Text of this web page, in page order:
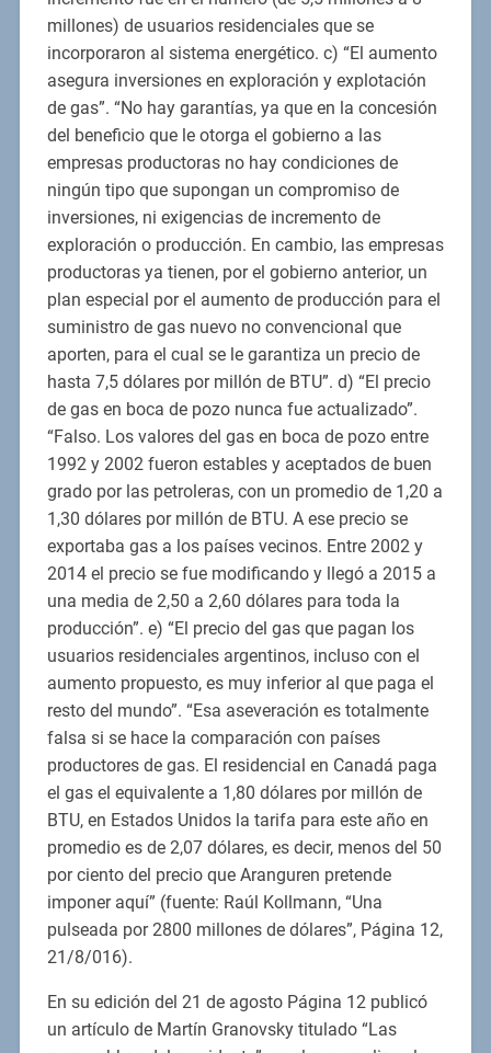
millones) de usuarios residenciales que se
incorporaron al sistema energético. c) “El aumento
asegura inversiones en exploración y explotación
de gas”. “No hay garantías, ya que en la concesión
del beneficio que le otorga el gobierno a las
empresas productoras no hay condiciones de
ningún tipo que supongan un compromiso de
inversiones, ni exigencias de incremento de
exploración o producción. En cambio, las empresas
productoras ya tienen, por el gobierno anterior, un
plan especial por el aumento de producción para el
suministro de gas nuevo no convencional que
aporten, para el cual se le garantiza un precio de
hasta 7,5 dólares por millón de BTU”. d) “El precio
de gas en boca de pozo nunca fue actualizado”.
“Falso. Los valores del gas en boca de pozo entre
1992 y 2002 fueron estables y aceptados de buen
grado por las petroleras, con un promedio de 1,20 a
1,30 dólares por millón de BTU. A ese precio se
exportaba gas a los países vecinos. Entre 2002 y
2014 el precio se fue modificando y llegó a 2015 a
una media de 2,50 a 2,60 dólares para toda la
producción”. e) “El precio del gas que pagan los
usuarios residenciales argentinos, incluso con el
aumento propuesto, es muy inferior al que paga el
resto del mundo”. “Esa aseveración es totalmente
falsa si se hace la comparación con países
productores de gas. El residencial en Canadá paga
el gas el equivalente a 1,80 dólares por millón de
BTU, en Estados Unidos la tarifa para este año en
promedio es de 2,07 dólares, es decir, menos del 50
por ciento del precio que Aranguren pretende
imponer aquí” (fuente: Raúl Kollmann, “Una
pulseada por 2800 millones de dólares”, Página 12,
21/8/016).
En su edición del 21 de agosto Página 12 publicó
un artículo de Martín Granovsky titulado “Las